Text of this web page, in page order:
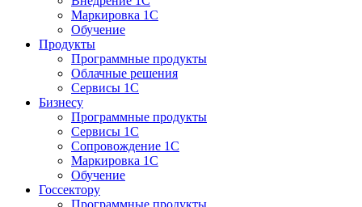
Маркировка 1С
Обучение
Продукты
Программные продукты
Облачные решения
Сервисы 1С
Бизнесу
Программные продукты
Сервисы 1С
Сопровождение 1С
Маркировка 1С
Обучение
Госсектору
Программные продукты